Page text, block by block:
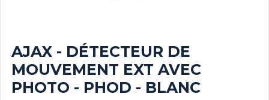
AJAX - DÉTECTEUR DE
MOUVEMENT EXT AVEC
PHOTO - PHOD - BLANC